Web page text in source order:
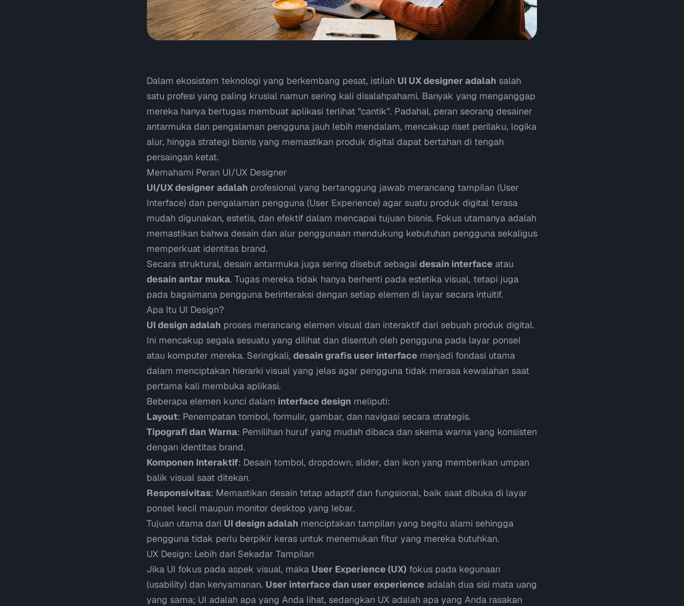
Dalam ekosistem teknologi yang berkembang pesat, istilah UI UX designer adalah salah
satu profesi yang paling krusial namun sering kali disalahpahami. Banyak yang menganggap
mereka hanya bertugas membuat aplikasi terlihat "cantik". Padahal, peran seorang desainer
antarmuka dan pengalaman pengguna jauh lebih mendalam, mencakup riset perilaku, logika
alur, hingga strategi bisnis yang memastikan produk digital dapat bertahan di tengah
persaingan ketat.
Memahami Peran UI/UX Designer
UI/UX designer adalah profesional yang bertanggung jawab merancang tampilan (User
Interface) dan pengalaman pengguna (User Experience) agar suatu produk digital terasa
mudah digunakan, estetis, dan efektif dalam mencapai tujuan bisnis. Fokus utamanya adalah
memastikan bahwa desain dan alur penggunaan mendukung kebutuhan pengguna sekaligus
memperkuat identitas brand.
Secara struktural, desain antarmuka juga sering disebut sebagai desain interface atau
desain antar muka. Tugas mereka tidak hanya berhenti pada estetika visual, tetapi juga
pada bagaimana pengguna berinteraksi dengan setiap elemen di layar secara intuitif.
Apa Itu UI Design?
UI design adalah proses merancang elemen visual dan interaktif dari sebuah produk digital.
Ini mencakup segala sesuatu yang dilihat dan disentuh oleh pengguna pada layar ponsel
atau komputer mereka. Seringkali, desain grafis user interface menjadi fondasi utama
dalam menciptakan hierarki visual yang jelas agar pengguna tidak merasa kewalahan saat
pertama kali membuka aplikasi.
Beberapa elemen kunci dalam interface design meliputi:
Layout: Penempatan tombol, formulir, gambar, dan navigasi secara strategis.
Tipografi dan Warna: Pemilihan huruf yang mudah dibaca dan skema warna yang konsisten
dengan identitas brand.
Komponen Interaktif: Desain tombol, dropdown, slider, dan ikon yang memberikan umpan
balik visual saat ditekan.
Responsivitas: Memastikan desain tetap adaptif dan fungsional, baik saat dibuka di layar
ponsel kecil maupun monitor desktop yang lebar.
Tujuan utama dari UI design adalah menciptakan tampilan yang begitu alami sehingga
pengguna tidak perlu berpikir keras untuk menemukan fitur yang mereka butuhkan.
UX Design: Lebih dari Sekadar Tampilan
Jika UI fokus pada aspek visual, maka User Experience (UX) fokus pada kegunaan
(usability) dan kenyamanan. User interface dan user experience adalah dua sisi mata uang
yang sama; UI adalah apa yang Anda lihat, sedangkan UX adalah apa yang Anda rasakan